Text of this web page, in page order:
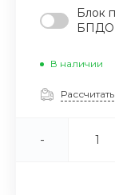
Блок
БПДО
В наличии
-